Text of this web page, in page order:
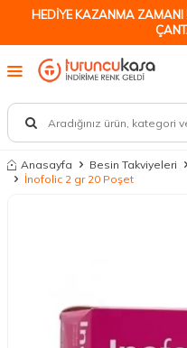
HEDİYE KAZANMA ZAMANI
Anasayfa Besin Takviyeleri
İnofolic 2 gr 20 Poşet